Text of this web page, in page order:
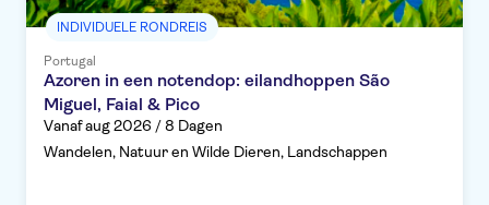
INDIVIDUELE RONDREIS
Portugal
Azoren in een notendop: eilandhoppen São
Miguel, Faial & Pico
Vanaf aug 2026 / 8 Dagen
Wandelen, Natuur en Wilde Dieren, Landschappen